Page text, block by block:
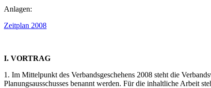
Anlagen:
Zeitplan 2008
I. VORTRAG
1. Im Mittelpunkt des Verbandsgeschehens 2008 steht die
Planungsausschusses benannt werden. Für die inhaltliche Arbeit